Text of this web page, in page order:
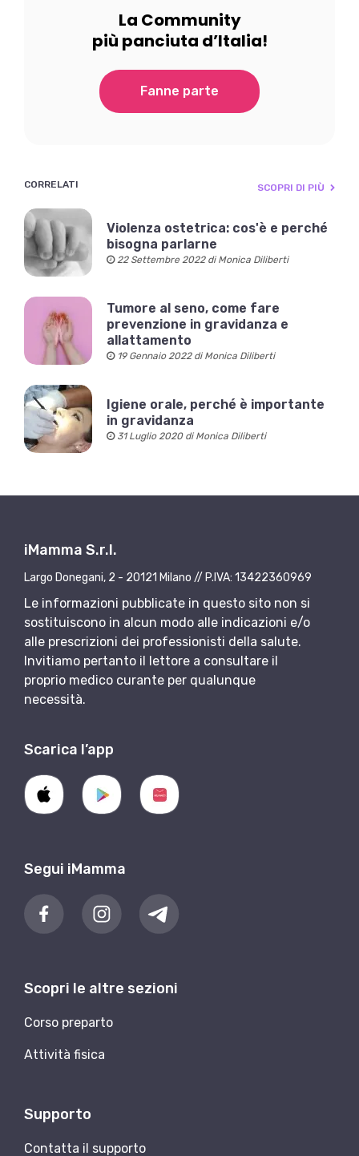
La Community
più panciuta d’Italia!
Fanne parte
CORRELATI SCOPRI DI PIÙ
Violenza ostetrica: cos'è e perché
bisogna parlarne
22 Settembre 2022 di Monica Diliberti
Tumore al seno, come fare
prevenzione in gravidanza e
allattamento
19 Gennaio 2022 di Monica Diliberti
Igiene orale, perché è importante
in gravidanza
31 Luglio 2020 di Monica Diliberti
iMamma S.r.l.
Largo Donegani, 2 - 20121 Milano // P.IVA: 13422360969
Le informazioni pubblicate in questo sito non si
sostituiscono in alcun modo alle indicazioni e/o
alle prescrizioni dei professionisti della salute.
Invitiamo pertanto il lettore a consultare il
proprio medico curante per qualunque
necessità.
Scarica l’app
Segui iMamma
Scopri le altre sezioni
Corso preparto
Attività fisica
Supporto
Contatta il supporto